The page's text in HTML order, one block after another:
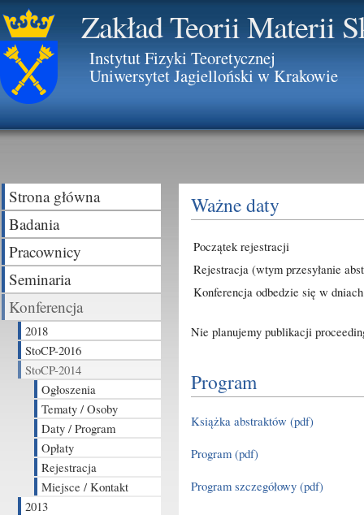
Zakład Teorii Materii
Instytut Fizyki Teoretycznej
Uniwersytet Jagielloński w Krakowie
Strona główna
Badania
Pracownicy
Seminaria
Konferencja
2018
StoCP-2016
StoCP-2014
Ogłoszenia
Tematy / Osoby
Daty / Program
Opłaty
Rejestracja
Miejsce / Kontakt
2013
Ważne daty
Początek rejestracji
Rejestracja (wtym przesyłanie
Konferencja odbedzie się w dniach
Nie planujemy publikacji
Program
Książka abstraktów (pdf)
Program (pdf)
Program szczegółowy (pdf)